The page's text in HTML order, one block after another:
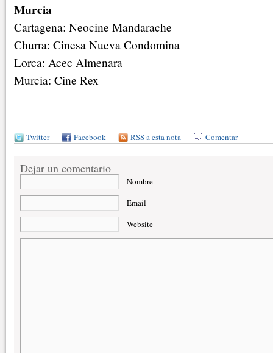
Murcia
Cartagena: Neocine Mandarache
Churra: Cinesa Nueva Condomina
Lorca: Acec Almenara
Murcia: Cine Rex
Twitter Facebook RSS a esta nota Comentar
Dejar un comentario
Nombre
Email
Website